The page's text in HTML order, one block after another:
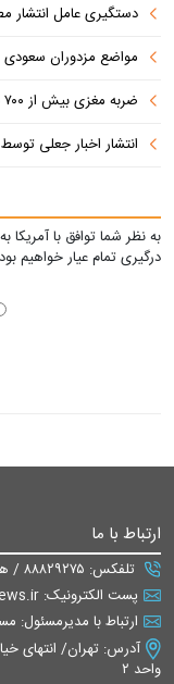
دستگیری عامل انتشار
مواضع مزدوران سعودی
ضربه مغزی بیش از ۷۰۰ نظامی آمریکایی در حملات ایران
انتشار اخبار جعلی
به نظر شما توافق با
درگیری تمام عیار خواهیم
ارتباط با ما
تلفکس: ۸۸۸۲۹۲۷۵ / همراه: ۰۹۳۷۰۷۴۸۵۵۰
پست الکترونیک: info@iusnews.ir یا eiusnews@gmail.com
ارتباط با مدیرمسئول:
واحد ۲